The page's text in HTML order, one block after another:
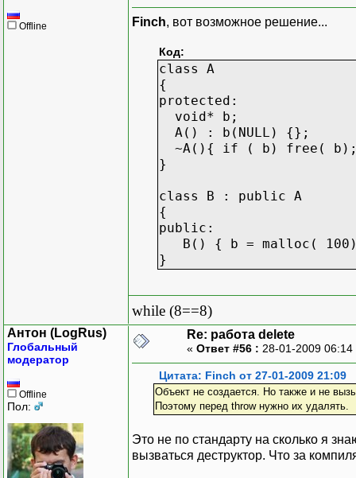
Offline Finch, вот возможное решение...
Код:
class A
{
protected:
void* b;
A() : b(NULL) {};
~A(){ if ( b) free(
}
class B : public A
{
public:
B() { b = malloc(
}
while (8==8)
Антон (LogRus)
Глобальный
модератор
Offline
Пол:
Re: работа delete
« Ответ #56 : 28-01-2009
Цитата: Finch от 27-01-2009 21:09
Объект не создается. Но также и не
Поэтому перед throw нужно их удалять.
Это не по стандарту на сколько я
вызваться деструктор. Что за